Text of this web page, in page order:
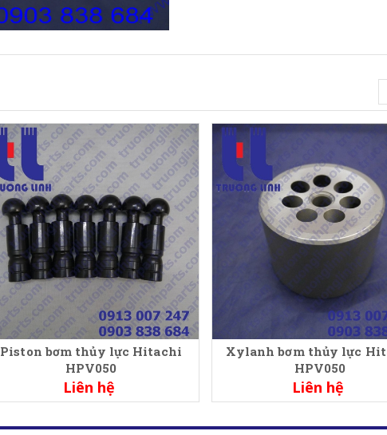
Piston bơm thủy lực Hitachi
HPV050
Liên hệ
Xylanh bơm thủy lực
HPV050
Liên hệ